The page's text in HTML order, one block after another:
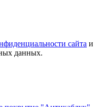
сайта и
данных.